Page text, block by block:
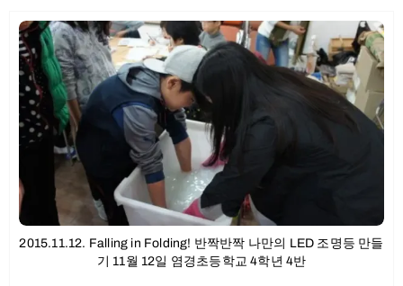
2015.11.12. Falling in Folding! 반짝반짝 나만의 LED 조명등 만들
기 11월 12일 염경초등학교 4학년 4반